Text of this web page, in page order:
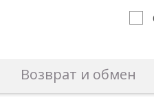
Возврат и обмен